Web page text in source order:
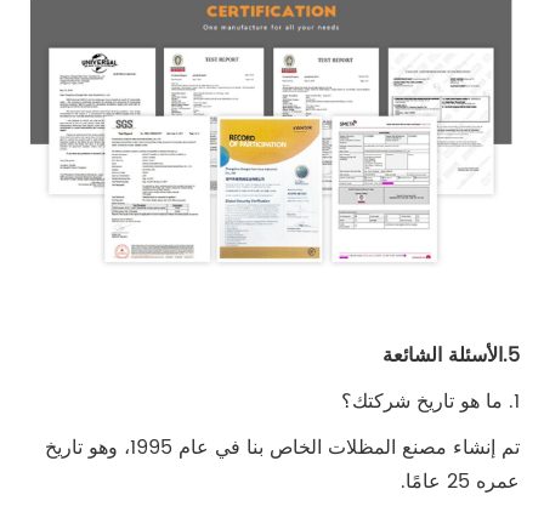
5.الأسئلة الشائعة
1. ما هو تاريخ شركتك؟
تم إنشاء مصنع المظلات الخاص بنا في عام 1995، وهو تاريخ
عمره 25 عامًا.